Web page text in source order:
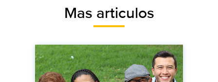
Mas articulos